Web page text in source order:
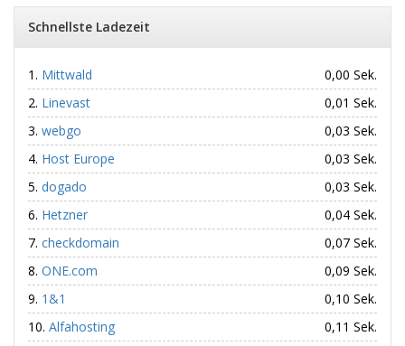
Schnellste Ladezeit
Mittwald
0,00 Sek.
Linevast
0,01 Sek.
webgo
0,03 Sek.
Host Europe
0,03 Sek.
dogado
0,03 Sek.
Hetzner
0,04 Sek.
checkdomain
0,07 Sek.
ONE.com
0,09 Sek.
1&1
0,10 Sek.
Alfahosting
0,11 Sek.